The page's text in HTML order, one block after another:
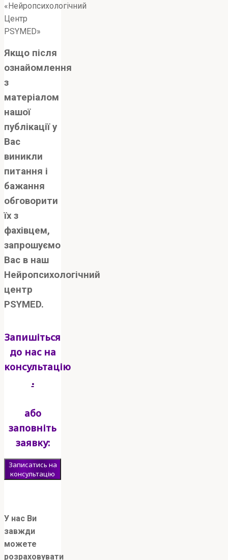
«Нейропсихологічний
Центр
PSYMED»
Якщо після
ознайомлення
з
матеріалом
нашої
публікації у
Вас
виникли
питання і
бажання
обговорити
їх з
фахівцем,
запрошуємо
Вас в наш
Нейропсихологічний
центр
PSYMED.
Запишіться
до нас на
консультацію
.
або
заповніть
заявку:
Записатись на
консультацію
У нас Ви
завжди
можете
розраховувати